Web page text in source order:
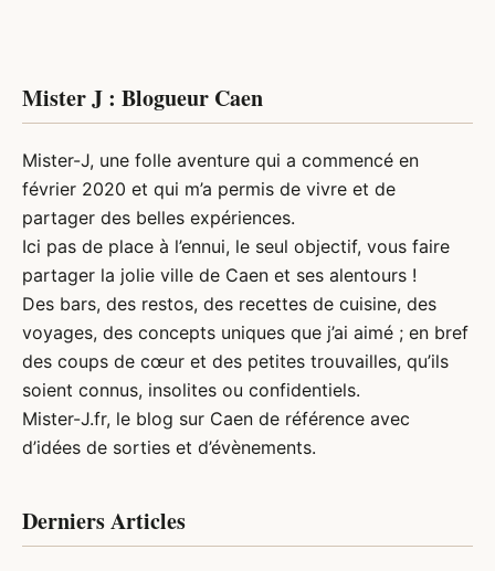
Mister J : Blogueur Caen
Mister-J, une folle aventure qui a commencé en
février 2020 et qui m’a permis de vivre et de
partager des belles expériences.
Ici pas de place à l’ennui, le seul objectif, vous faire
partager la jolie ville de Caen et ses alentours !
Des bars, des restos, des recettes de cuisine, des
voyages, des concepts uniques que j’ai aimé ; en bref
des coups de cœur et des petites trouvailles, qu’ils
soient connus, insolites ou confidentiels.
Mister-J.fr, le blog sur Caen de référence avec
d’idées de sorties et d’évènements.
Derniers Articles